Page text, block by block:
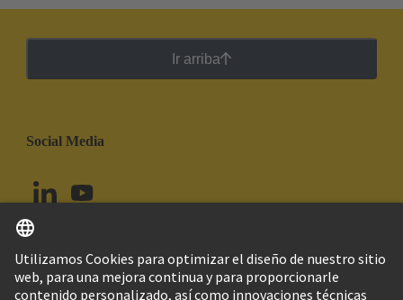
Ir arriba
Social Media
Ecuador Español